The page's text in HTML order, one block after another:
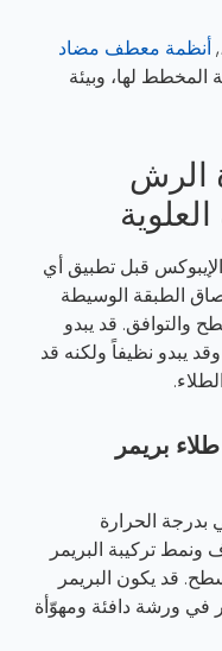
أنظمة معطف مضاد
المخطط لها، وبيئة
الرش
قبل تطبيق أي
الطبقة الوسيطة
والتوافق. قد يبدو
يبدو نظيفاً ولكنه قد
بريمر
بدرجة الحرارة
ونمط تركيبة البريمر
قد يكون البريمر
في ورشة دافئة ومهوّأة